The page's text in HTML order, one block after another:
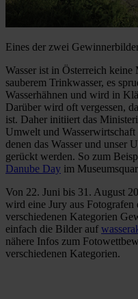
Eines der zwei
Wasser ist in Österreich
sauberem Trinkwasser, es
Wasserhähnen und wird in
Darüber wird oft vergessen,
ist. Daher initiiert das
Umwelt und Wasserwirtschaft
denen das Wasser und unser
gerückt werden. So zum
Danube Day im
Von 22. Juni bis 31. August
wird eine Jury aus
verschiedenen Kategorien
einfach die Bilder auf
nähere Infos zum
verschiedenen Kategorien.